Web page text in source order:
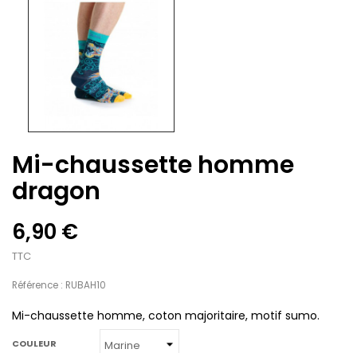
Mi-chaussette homme
dragon
6,90 €
TTC
Référence : RUBAH10
Mi-chaussette homme, coton majoritaire, motif sumo.
COULEUR